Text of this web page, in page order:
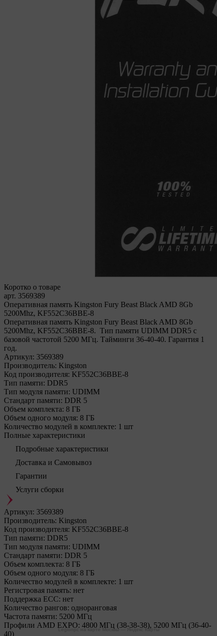
Коротко о товаре
арт. 3569389
Оперативная память Kingston Fury Beast Black AMD 8Gb
5200Mhz, KF552C36BBE-8
Оперативная память Kingston Fury Beast Black AMD 8Gb
5200Mhz, KF552C36BBE-8. Тип памяти UDIMM DDR5 с
базовой частотой 5200 МГц. Тайминги 36-40-40. Гарантия 1
год.
Артикул: 3569389
Производитель: Kingston
Код производителя: KF552C36BBE-8
Тип памяти: DDR5
Тип модуля памяти: UDIMM
Стандарт памяти: DDR 5
Объем комплекта: 8 ГБ
Объем одного модуля: 8 ГБ
Количество модулей в комплекте: 1 шт
Полные характеристики
Подробные характеристики
Доставка и Самовывоз
Гарантии
Услуги сборки
Артикул: 3569389
Производитель: Kingston
Код производителя: KF552C36BBE-8
Тип памяти: DDR5
Тип модуля памяти: UDIMM
Стандарт памяти: DDR 5
Объем комплекта: 8 ГБ
Объем одного модуля: 8 ГБ
Количество модулей в комплекте: 1 шт
Регистровая память: нет
Поддержка ECC: нет
Количество рангов: одноранговая
Частота памяти: 5200 МГц
Профили AMD EXPO: 4800 МГц (38-38-38), 5200 МГц (36-40-
40)
Legionpc на карте Москвы — Яндекс Карты